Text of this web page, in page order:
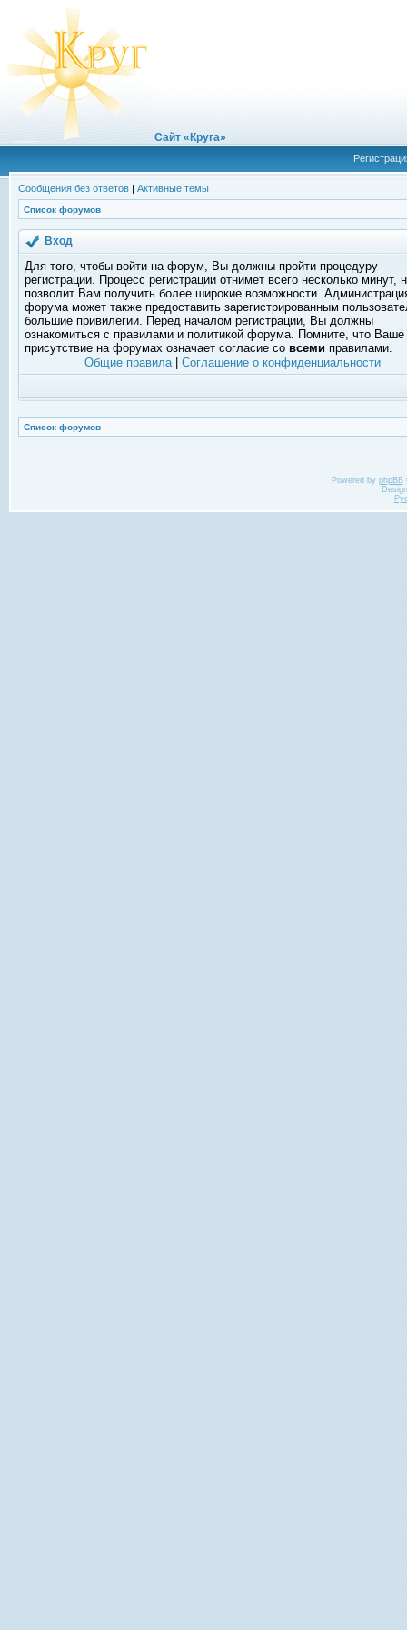
Сайт «Круга»
Сообщения без ответов | Активные темы
Список форумов
Вход
Для того, чтобы войти на форум, Вы должны пройти процедуру
регистрации. Процесс регистрации отнимет всего несколько минут,
позволит Вам получить более широкие возможности.
форума может также предоставить зарегистрированным
большие привилегии. Перед началом регистрации, Вы должны
ознакомиться с правилами и политикой форума. Помните, что Ваше
присутствие на форумах означает согласие со всеми правилами.
Общие правила| Соглашение о конфиденциальности
Список форумов
Powered by phpBB